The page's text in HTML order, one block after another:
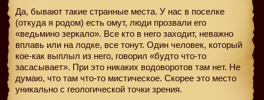
Да, бывают такие странные места. У нас в поселке
(откуда я родом) есть омут, люди прозвали его
«ведьмино зеркало». Все кто в него заходит, неважно
вплавь или на лодке, все тонут. Один человек, который
кое-как выплыл из него, говорил «будто что-то
засасывает». При это никаких водоворотов там нет. Не
думаю, что там что-то мистическое. Скорее это место
уникально с геологической точки зрения.